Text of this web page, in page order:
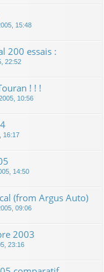
15:48
200 essais :
22:52
! ! !
10:56
16:17
14:50
(from Argus Auto)
09:06
2003
23:16